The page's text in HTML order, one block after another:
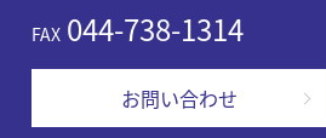
FAX044-738-1314
お問い合わせ